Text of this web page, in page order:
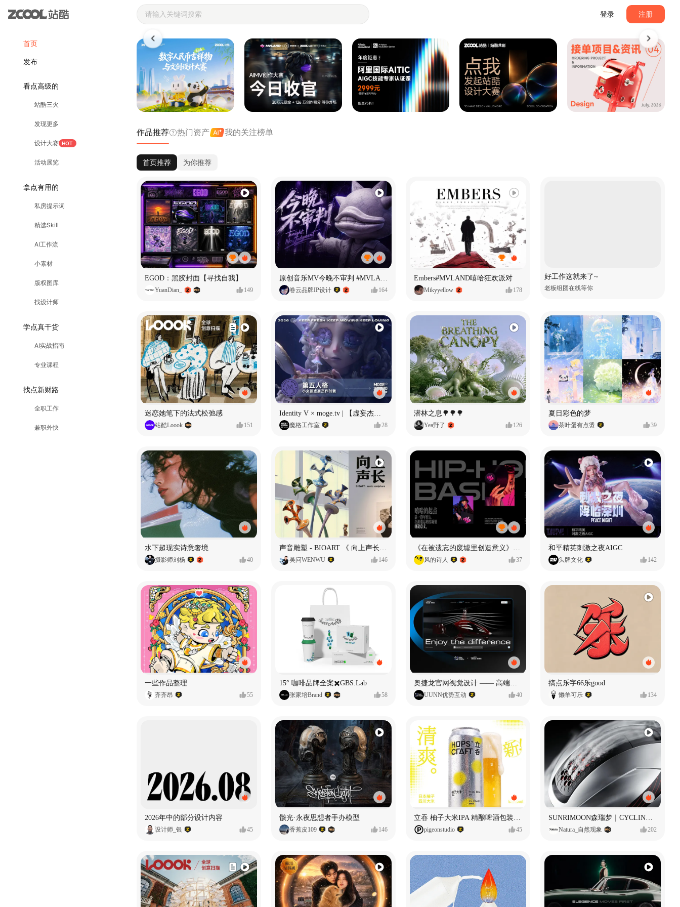
首页
发布
看点高级的
站酷三火
发现更多
设计大赛 HOT
活动展览
拿点有用的
私房提示词
精选Skill
AI工作流
小素材
版权图库
找设计师
学点真干货
AI实战指南
专业课程
找点新财路
全职工作
兼职外快
登录 注册
站酷ZCOOL - 设计师们都在站酷
作品推荐 热门资产 我的关注榜单
首页推荐 为你推荐
EGOD：黑胶封面【寻找自我】
YuanDian_ 149
原创音乐MV今晚不审判 #MVLAND嘻哈狂欢派对
卷云品牌IP设计 164
Embers#MVLAND嘻哈狂欢派对
Mikyyellow 178
好工作这就来了~
老板组团在线等你
迷恋她笔下的法式松弛感
站酷Loook 151 魔格工作室 28
潜林之息🌳🌳🌳
Yea野了 126
夏日彩色的梦
茶叶蛋有点烫 39
水下超现实诗意奢境
摄影师刘杨 40
声音雕塑 - BIOART 《 向上声长 》
吴问WENWU 146
《在被遗忘的废墟里创造意义》#MVLAND嘻哈狂欢派对
风的诗人 37
和平精英刺激之夜AIGC
头牌文化 142
一些作品整理
齐齐昂 55
15° 咖啡品牌全案✖️GBS.Lab
张家培Brand 58 UUNN优势互动 40
搞点乐字66乐good
懒羊可乐 134
2026年中的部分设计内容
设计师_银 45
骸光·永夜思想者手办模型
香蕉皮109 146
立吞 柚子大米IPA 精酿啤酒包装设计
pigeonstudio 45
SUNRIMOON森瑞梦｜CYCLING HELMET CG｜气动骑行头盔
Natura_自然现象 202